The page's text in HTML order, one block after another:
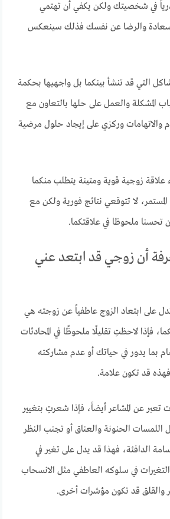
في شخصيتك ولكن يكفي أن تهتمي
والرضا عن نفسك فذلك سينعكس
التي قد تنشأ بينكما بل واجهيها بحكمة
المشكلة والعمل على حلها بالتعاون مع
والاتهامات وركزي على إيجاد حلول مرضية
علاقة زوجية قوية ومتينة يتطلب منكما
المستمر، لا تتوقعي نتائج فورية ولكن مع
تحسنا ملحوظا في علاقتكما.
أن زوجي قد ابتعد عني
على ابتعاد الزوج عاطفياً عن زوجته هي
فإذا لاحظتِ تقليلًا ملحوظًا في المحادثات
بما يدور في حياتك أو عدم مشاركته
قد تكون علامة.
تعبر عن المشاعر أيضاً، فإذا شعرتِ بتغيير
الحنونة والعناق أو تجنب النظر
الدافئة، فهذا قد يدل على تغير في
في سلوكه العاطفي مثل الانسحاب
والقلق قد تكون مؤشرات أخرى.